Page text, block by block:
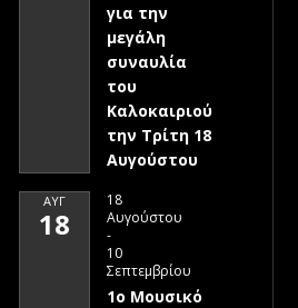
για την
μεγάλη
συναυλία
του
Καλοκαιριού
την Τρίτη 18
Αυγούστου
ΑΥΓ
18
18
Αυγούστου
-
10
Σεπτεμβρίου
1ο Μουσικό